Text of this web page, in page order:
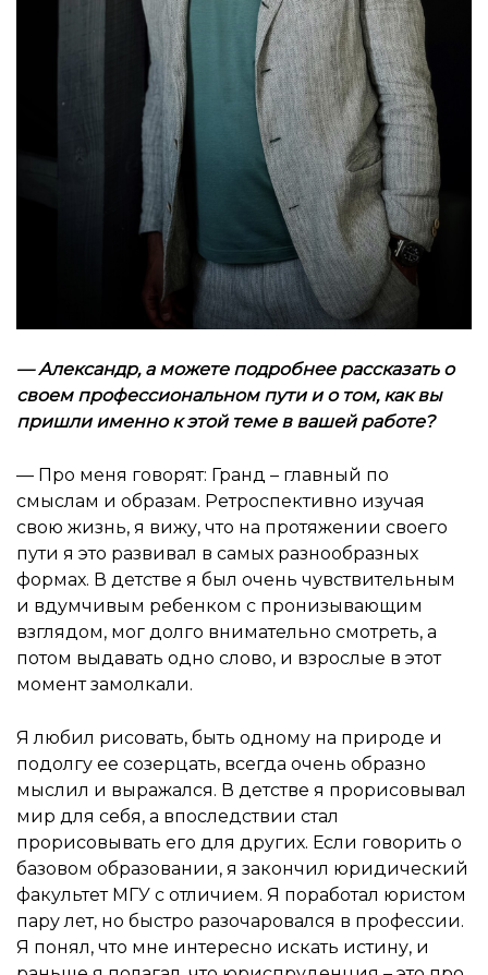
—Александр, а можете подробнее рассказать о
своем профессиональном пути и о том, как вы
пришли именно к этой теме в вашей работе?
— Про меня говорят: Гранд – главный по
смыслам и образам. Ретроспективно изучая
свою жизнь, я вижу, что на протяжении своего
пути я это развивал в самых разнообразных
формах. В детстве я был очень чувствительным
и вдумчивым ребенком с пронизывающим
взглядом, мог долго внимательно смотреть, а
потом выдавать одно слово, и взрослые в этот
момент замолкали.
Я любил рисовать, быть одному на природе и
подолгу ее созерцать, всегда очень образно
мыслил и выражался. В детстве я прорисовывал
мир для себя, а впоследствии стал
прорисовывать его для других. Если говорить о
базовом образовании, я закончил юридический
факультет МГУ с отличием. Я поработал юристом
пару лет, но быстро разочаровался в профессии.
Я понял, что мне интересно искать истину, и